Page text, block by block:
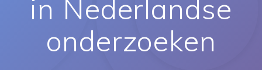
in Nederlandse
onderzoeken